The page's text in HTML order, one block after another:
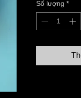
✔️ Địa chỉ
Lâm,TP Hà Nội
✔️ Tình
✔️ Kích
có kích thước
Số lượng *